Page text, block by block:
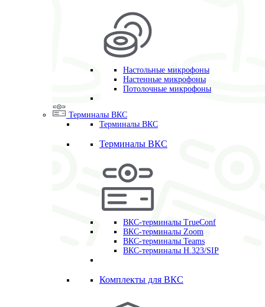
Настольные микрофоны
Настенные микрофоны
Потолочные микрофоны
Терминалы ВКС
Терминалы ВКС
Терминалы ВКС
ВКС-терминалы TrueConf
ВКС-терминалы Zoom
ВКС-терминалы Teams
ВКС-терминалы H.323/SIP
Комплекты для ВКС